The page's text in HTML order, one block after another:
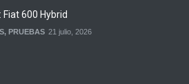
Fiat 600 Hybrid
, PRUEBAS 21 julio, 2026